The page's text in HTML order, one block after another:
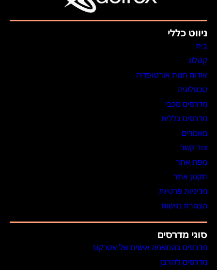
ניווט כללי
בית
קטלוג
אודות חנות אורטופדיה
טכנולוגיה
מדרסים מכבי
מדרסים כללית
מאמרים
צור קשר
מפת אתר
תקנון אתר
מדיניות פרטיות
הצהרת נגישות
סוגי מדרסים
מדרסים בהתאמה אישית של אטרקס
מדרסים לדורבן